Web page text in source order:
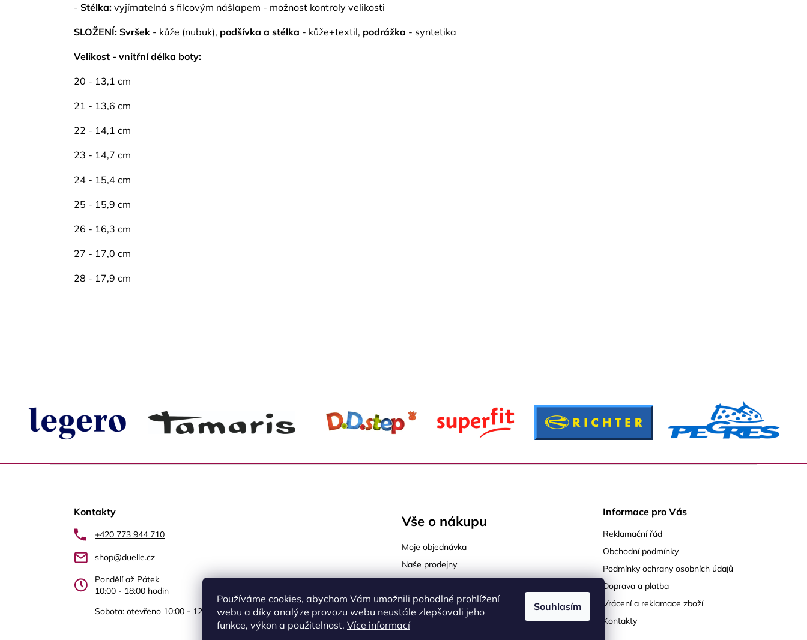
Používáme cookies, abychom Vám umožnili pohodlné prohlížení
webu a díky analýze provozu webu neustále zlepšovali jeho
funkce, výkon a použitelnost. Více informací
Souhlasím
- Stélka: vyjímatelná s filcovým nášlapem - možnost kontroly velikosti
SLOŽENÍ: Svršek - kůže (nubuk), podšívka a stélka - kůže+textil, podrážka - syntetika
Velikost - vnitřní délka boty:
20 - 13,1 cm
21 - 13,6 cm
22 - 14,1 cm
23 - 14,7 cm
24 - 15,4 cm
25 - 15,9 cm
26 - 16,3 cm
27 - 17,0 cm
28 - 17,9 cm
Kontakty
+420 773 944 710
shop@duelle.cz
Pondělí až Pátek
10:00 - 18:00 hodin
Sobota: otevřeno 10:00 - 12.00 Újezd nad Lesy Praha 9
Vše o nákupu
Moje objednávka
Naše prodejny
Jak vybrat správnou velikost
Jak vybrat správnou obuv
Informace pro Vás
Reklamační řád
Obchodní podmínky
Podmínky ochrany osobních údajů
Doprava a platba
Vrácení a reklamace zboží
Kontakty